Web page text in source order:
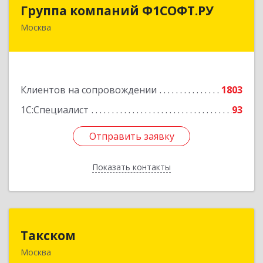
Группа компаний Ф1СОФТ.РУ
Москва
Клиентов на сопровождении
1803
1С:Специалист
93
Отправить заявку
Показать контакты
101000, Москва г, Лубянский проезд, дом №
Отправить заявку
Назад
Такском
Москва119034, Москва г, Барыковский пер, дом №